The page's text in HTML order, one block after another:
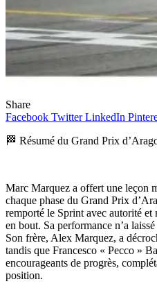
Share
Facebook Twitter LinkedIn
🏁 Résumé du Grand Prix
Marc Marquez a offert une leçon
chaque phase du Grand Prix
remporté le Sprint avec autorité
en bout. Sa performance n’a
Son frère, Alex Marquez, a
tandis que Francesco « Pecco »
encourageants de progrès,
position.